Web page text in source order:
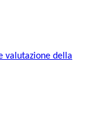
valutazione della